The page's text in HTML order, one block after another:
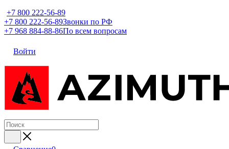
+7 800 222-56-89
+7 800 222-56-89Звонки по РФ
+7 968 884-88-86По всем вопросам
Войти